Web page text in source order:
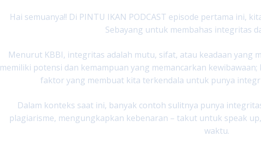
Hai semuanya!! Di PINTU IKAN PODCAST episode pertama ini,
Sebayang untuk membahas integritas
Menurut KBBI, integritas adalah mutu, sifat, atau keadaan yang
memiliki potensi dan kemampuan yang memancarkan
faktor yang membuat kita terkendala untuk punya
Dalam konteks saat ini, banyak contoh sulitnya punya
plagiarisme, mengungkapkan kebenaran – takut untuk speak
waktu.